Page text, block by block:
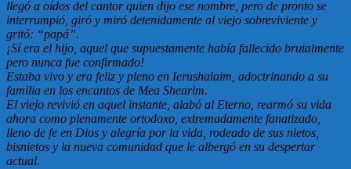
llegó a oídos del cantor quien dijo ese nombre, pero de pronto se
interrumpió, giró y miró detenidamente al viejo sobreviviente y
gritó: “papá”.
¡Sí era el hijo, aquel que supuestamente había fallecido brutalmente
pero nunca fue confirmado!
Estaba vivo y era feliz y pleno en Ierushalaim, adoctrinando a su
familia en los encantos de Mea Shearim.
El viejo revivió en aquel instante, alabó al Eterno, rearmó su vida
ahora como plenamente ortodoxo, extremadamente fanatizado,
lleno de fe en Dios y alegría por la vida, rodeado de sus nietos,
bisnietos y la nueva comunidad que le albergó en su despertar
actual.